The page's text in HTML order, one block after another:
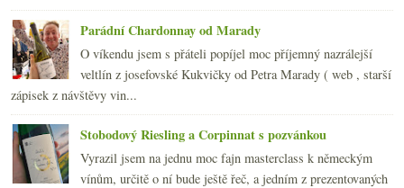
Parádní Chardonnay od Marady
O víkendu jsem s přáteli popíjel moc příjemný nazrálejší
veltlín z josefovské Kukvičky od Petra Marady ( web , starší
zápisek z návštěvy vin...
Stobodový Riesling a Corpinnat s pozvánkou
Vyrazil jsem na jednu moc fajn masterclass k německým
vínům, určitě o ní bude ještě řeč, a jedním z prezentovaných